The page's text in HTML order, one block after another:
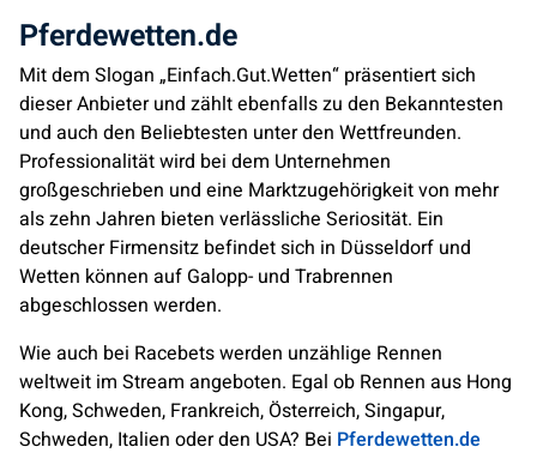
Pferdewetten.de
Mit dem Slogan „Einfach.Gut.Wetten“ präsentiert sich
dieser Anbieter und zählt ebenfalls zu den Bekanntesten
und auch den Beliebtesten unter den Wettfreunden.
Professionalität wird bei dem Unternehmen
großgeschrieben und eine Marktzugehörigkeit von mehr
als zehn Jahren bieten verlässliche Seriosität. Ein
deutscher Firmensitz befindet sich in Düsseldorf und
Wetten können auf Galopp- und Trabrennen
abgeschlossen werden.
Wie auch bei Racebets werden unzählige Rennen
weltweit im Stream angeboten. Egal ob Rennen aus Hong
Kong, Schweden, Frankreich, Österreich, Singapur,
Schweden, Italien oder den USA? Bei Pferdewetten.de